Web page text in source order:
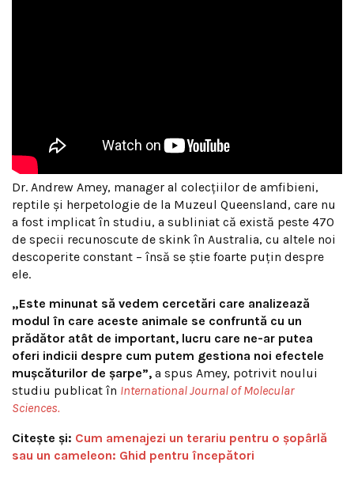
Dr. Andrew Amey, manager al colecțiilor de amfibieni,
reptile și herpetologie de la Muzeul Queensland, care nu
a fost implicat în studiu, a subliniat că există peste 470
de specii recunoscute de skink în Australia, cu altele noi
descoperite constant – însă se știe foarte puțin despre
ele.
„Este minunat să vedem cercetări care analizează
modul în care aceste animale se confruntă cu un
prădător atât de important, lucru care ne-ar putea
oferi indicii despre cum putem gestiona noi efectele
mușcăturilor de șarpe”, a spus Amey, potrivit noului
studiu publicat în International Journal of Molecular
Sciences.
Citește și: Cum amenajezi un terariu pentru o șopârlă
sau un cameleon: Ghid pentru începători